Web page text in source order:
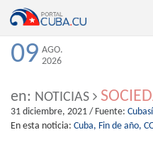
09 AGO.
2026
en: NOTICIAS
31 diciembre, 2021 / Fuente: Cubasí
En esta noticia: Cuba, Fin de año,